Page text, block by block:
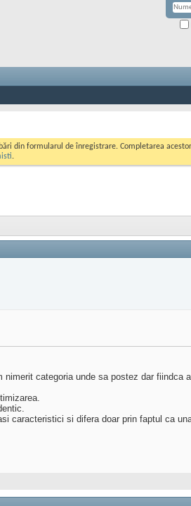
din formularul de înregistrare. Completarea
.
categoria unde sa postez dar fiindca
si difera doar prin faptul ca